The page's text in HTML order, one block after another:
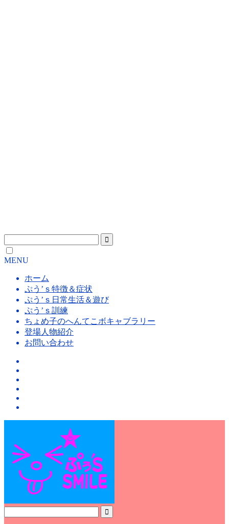
MENU
ホーム
ぷう’ｓ特徴＆症状
ぷう’ｓ日常生活＆遊び
ぷう’ｓ訓練
ちょめ子のへんてこボキャブラリー
登場人物紹介
お問い合わせ